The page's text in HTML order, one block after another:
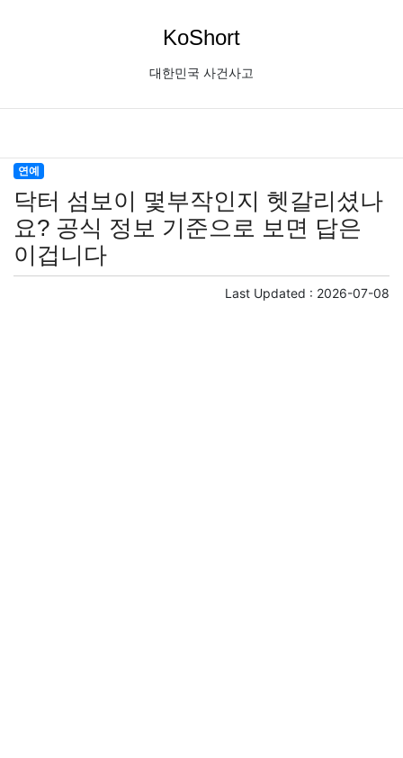
KoShort
대한민국 사건사고
연예
닥터 섬보이 몇부작인지 헷갈리셨나
요? 공식 정보 기준으로 보면 답은
이겁니다
Last Updated : 2026-07-08